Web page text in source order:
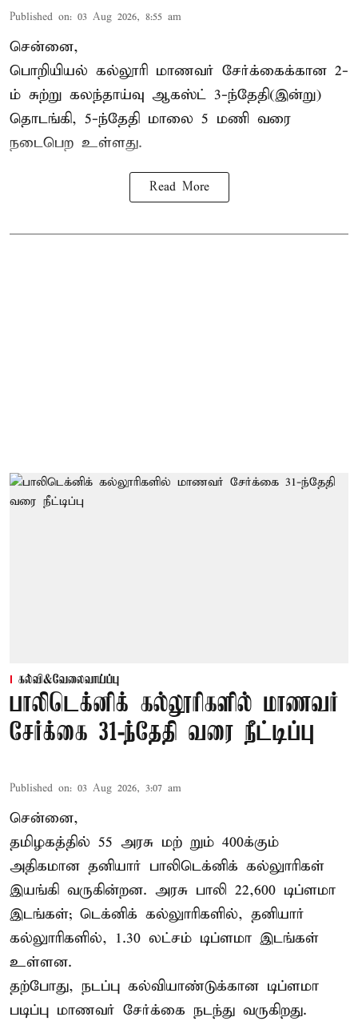
Published on: 03 Aug 2026, 8:55 am
சென்னை,
பொறியியல் கல்லூரி மாணவர் சேர்க்கைக்கான 2-
ம் சுற்று கலந்தாய்வு ஆகஸ்ட் 3-ந்தேதி(இன்று)
தொடங்கி, 5-ந்தேதி மாலை 5 மணி வரை
நடைபெற உள்ளது.
Read More
கல்வி&வேலைவாய்ப்பு
பாலிடெக்னிக் கல்லூரிகளில் மாணவர்
சேர்க்கை 31-ந்தேதி வரை நீட்டிப்பு
Published on: 03 Aug 2026, 3:07 am
சென்னை,
தமிழகத்தில் 55 அரசு மற் றும் 400க்கும்
அதிகமான தனியார் பாலிடெக்னிக் கல்லுாரிகள்
இயங்கி வருகின்றன. அரசு பாலி 22,600 டிப்ளமா
இடங்கள்; டெக்னிக் கல்லுாரிகளில், தனியார்
கல்லுாரிகளில், 1.30 லட்சம் டிப்ளமா இடங்கள்
உள்ளன.
தற்போது, நடப்பு கல்வியாண்டுக்கான டிப்ளமா
படிப்பு மாணவர் சேர்க்கை நடந்து வருகிறது.